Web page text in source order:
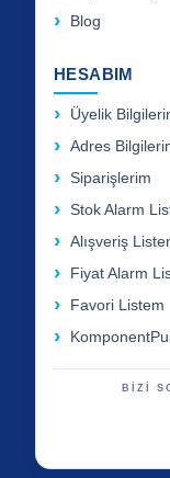
Blog
HESABIM
Üyelik
Adres
Siparişlerim
Stok Alarm
Alışveriş
Fiyat Alarm
Favori Listem
BİZİ